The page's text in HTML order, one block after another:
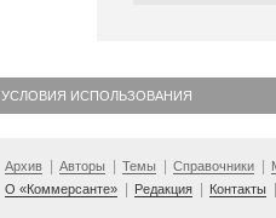
УСЛОВИЯ ИСПОЛЬЗОВАНИЯ
Архив Авторы Темы Справочники
О «Коммерсанте»
Редакция Контакты